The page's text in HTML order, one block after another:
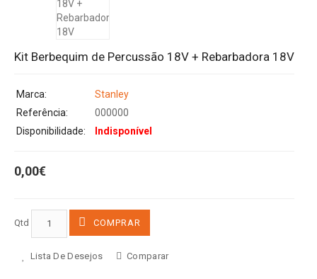
Kit Berbequim de Percussão 18V + Rebarbadora 18V
Marca:
Stanley
Referência:
000000
Disponibilidade:
Indisponível
0,00€
Qtd COMPRAR
Lista De Desejos Comparar